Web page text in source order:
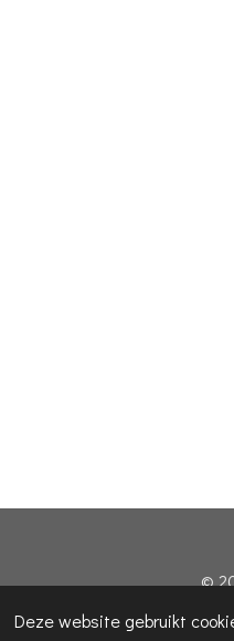
Deze website gebruikt
©